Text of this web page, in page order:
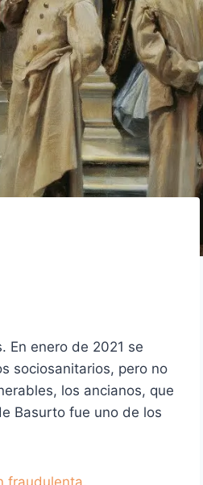
En enero de 2021 se
sociosanitarios, pero no
los ancianos, que
Basurto fue uno de los